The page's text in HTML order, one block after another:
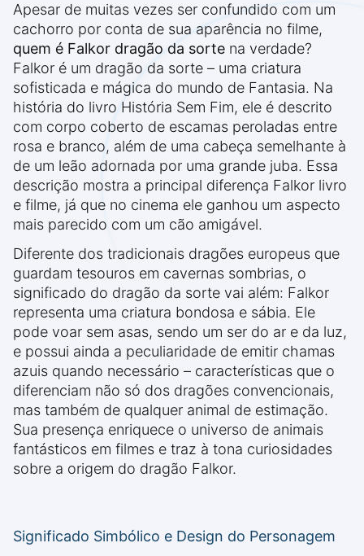
Apesar de muitas vezes ser confundido com um
cachorro por conta de sua aparência no filme,
quem é Falkor dragão da sorte na verdade?
Falkor é um dragão da sorte – uma criatura
sofisticada e mágica do mundo de Fantasia. Na
história do livro História Sem Fim, ele é descrito
com corpo coberto de escamas peroladas entre
rosa e branco, além de uma cabeça semelhante à
de um leão adornada por uma grande juba. Essa
descrição mostra a principal diferença Falkor livro
e filme, já que no cinema ele ganhou um aspecto
mais parecido com um cão amigável.
Diferente dos tradicionais dragões europeus que
guardam tesouros em cavernas sombrias, o
significado do dragão da sorte vai além: Falkor
representa uma criatura bondosa e sábia. Ele
pode voar sem asas, sendo um ser do ar e da luz,
e possui ainda a peculiaridade de emitir chamas
azuis quando necessário – características que o
diferenciam não só dos dragões convencionais,
mas também de qualquer animal de estimação.
Sua presença enriquece o universo de animais
fantásticos em filmes e traz à tona curiosidades
sobre a origem do dragão Falkor.
Significado Simbólico e Design do Personagem